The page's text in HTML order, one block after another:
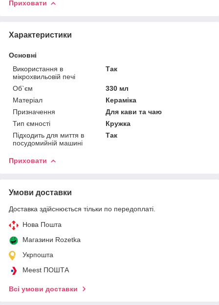
Приховати
Характеристики
Основні
Використання в
мікрохвильовій печі
Так
Об`єм
330 мл
Матеріал
Кераміка
Призначення
Для кави та чаю
Тип ємності
Кружка
Підходить для миття в
посудомийній машині
Так
Приховати
Умови доставки
Доставка здійснюється тільки по передоплаті.
Нова Пошта
Магазини Rozetka
Укрпошта
Meest ПОШТА
Всі умови доставки